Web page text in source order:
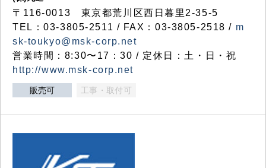
〒116-0013 東京都荒川区西日暮里2-35-5
TEL：03-3805-2511 / FAX：03-3805-2518 / m
sk-toukyo@msk-corp.net
営業時間：8:30〜17：30 / 定休日：土・日・祝
http://www.msk-corp.net
販売可 工事・取付可